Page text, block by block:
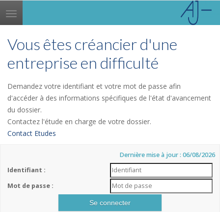
Toggle
navigation
Vous êtes créancier d'une
entreprise en difficulté
Demandez votre identifiant et votre mot de passe afin
d'accéder à des informations spécifiques de l'état d'avancement
du dossier.
Contactez l'étude en charge de votre dossier.
Contact Etudes
Dernière mise à jour : 06/08/2026
Identifiant :
Mot de passe :